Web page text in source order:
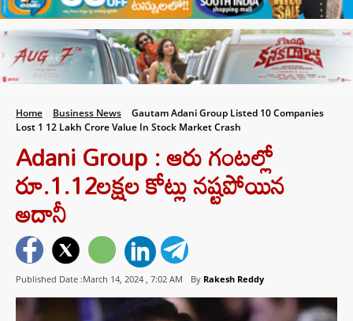
Home Business News
Gautam Adani Group Listed 10 Companies
Lost 1 12 Lakh Crore Value In Stock Market Crash
Adani Group : ఆరు గంటల్లో
రూ.1.12లక్షల కోట్లు నష్టపోయిన
అదానీ
Published Date :March 14, 2024 , 7:02 AM By Rakesh Reddy